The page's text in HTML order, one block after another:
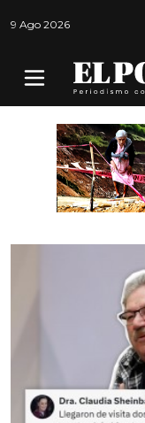
9 Ago 2026